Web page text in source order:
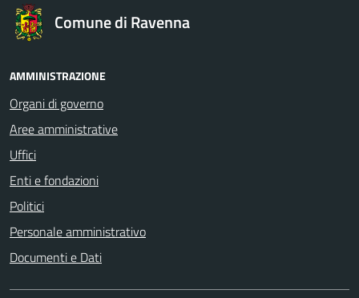
Comune di Ravenna
AMMINISTRAZIONE
Organi di governo
Aree amministrative
Uffici
Enti e fondazioni
Politici
Personale amministrativo
Documenti e Dati